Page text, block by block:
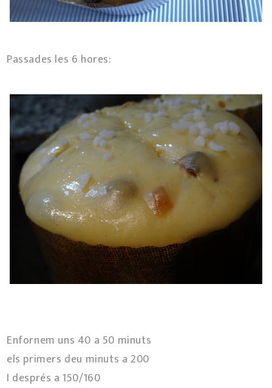
Passades les 6 hores:
Enfornem uns 40 a 50 minuts
els primers deu minuts a 200º
I després a 150/160º